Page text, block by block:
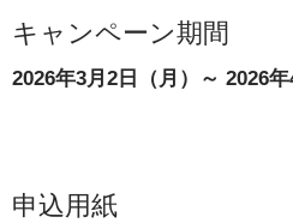
キャンペーン期間
2026年3月2日（月）～ 2026年
申込用紙